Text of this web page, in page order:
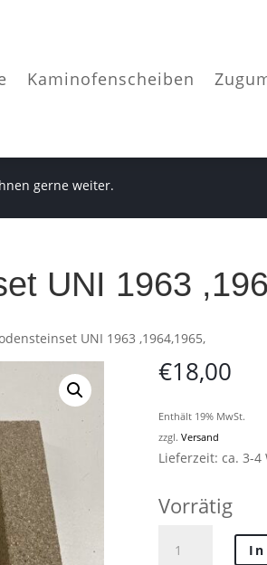
Kaminofenscheiben
gerne weiter.
UNI 1963
UNI 1963 ,1964,1965,
€18,00
Enthält 19% MwSt.
zzgl. Versand
Lieferzeit: ca. 3-4
Vorrätig
Bodensteinset